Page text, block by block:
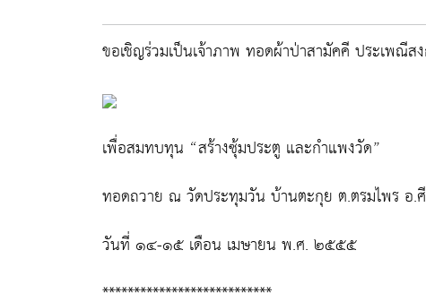
ขอเชิญร่วมเป็นเจ้าภาพ ทอดผ้าป่าสามัคคี ประเพ
เพื่อสมทบทุน “สร้างซุ้มประตู และกำแพงวัด”
ทอดถวาย ณ วัดประทุมวัน บ้านตะกุย ต.ตรมไพร อ.
วันที่ ๑๔-๑๕ เดือน เมษายน พ.ศ. ๒๕๕๕
***************************